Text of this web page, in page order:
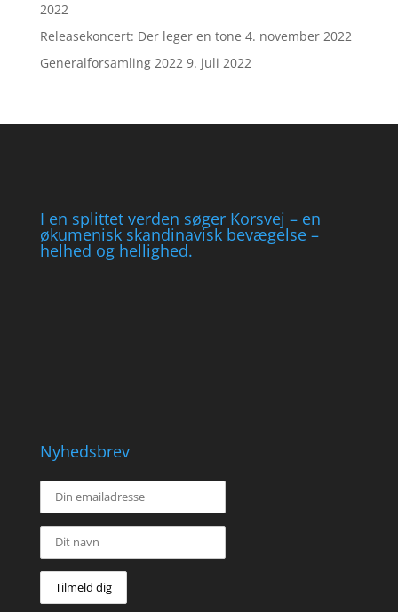
2022
Releasekoncert: Der leger en tone 4. november 2022
Generalforsamling 2022 9. juli 2022
I en splittet verden søger Korsvej – en
økumenisk skandinavisk bevægelse –
helhed og hellighed.
Nyhedsbrev